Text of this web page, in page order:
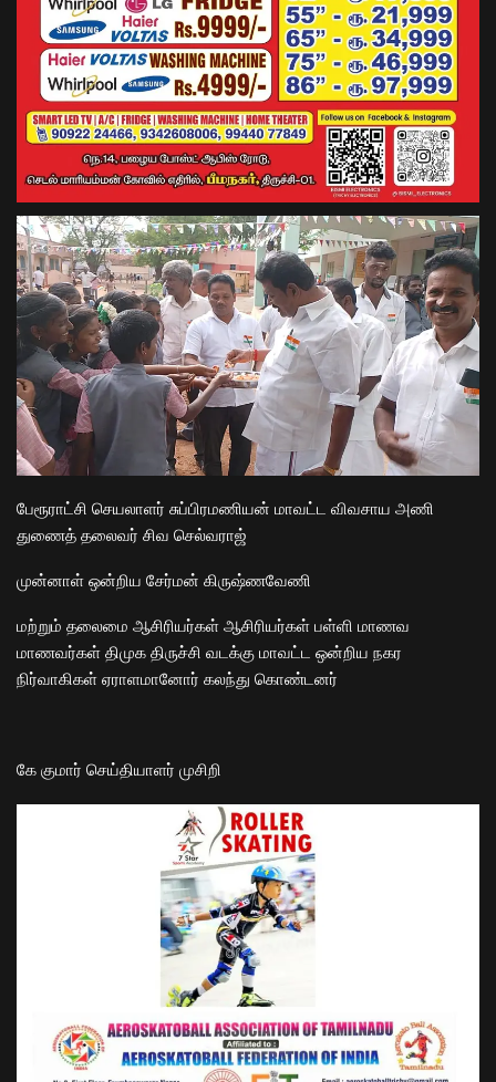
பேரூராட்சி செயலாளர் சுப்பிரமணியன் மாவட்ட விவசாய அணி
துணைத் தலைவர் சிவ செல்வராஜ்
முன்னாள் ஒன்றிய சேர்மன் கிருஷ்ணவேணி
மற்றும் தலைமை ஆசிரியர்கள் ஆசிரியர்கள் பள்ளி மாணவ
மாணவர்கள் திமுக திருச்சி வடக்கு மாவட்ட ஒன்றிய நகர
நிர்வாகிகள் ஏராளமானோர் கலந்து கொண்டனர்
கே குமார் செய்தியாளர் முசிறி